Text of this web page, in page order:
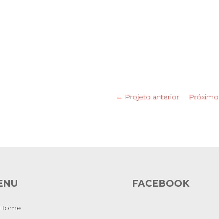
← Projeto anterior
Home
FACEBOOK